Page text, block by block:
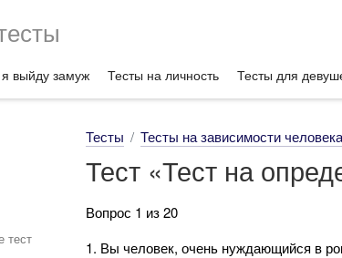
я выйду замуж Тесты на личность Тесты для
тест
Тесты Тесты на зависимости человека
Тест «Тест на
Вопрос 1 из 20
1. Вы человек, очень нуждающийся в